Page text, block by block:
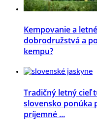
Kempovanie a
dobrodružstvá a
kempu?
Tradičný letný cieľ
slovensko ponúka
príjemné ...